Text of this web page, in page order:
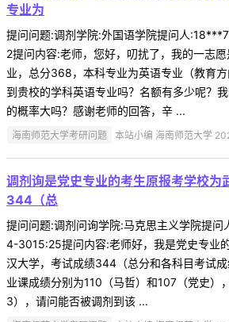
专业为
提问问题:调剂学院:外国语学院提问人
2提问内容:老师，您好，叨扰了，我的一志
业，总分368，本科专业为英语专业（教育
到贵校的学科英语专业吗？名额有多少呢？
的概率大吗？感谢老师的回答，辛 ...
海南师范大学考研问题 本站小编 海南师范大学
调剂询是党史专业的考生原报考学校为
344（总
提问问题:调剂问询学院:马克思主义学院提
4-3015:25提问内容:老师好，我是党史专业
汉大学，考试成绩344（总分和各科目考试
业课成绩分别为110（马哲）和107（党史）
3），请问能否被调剂到该 ...